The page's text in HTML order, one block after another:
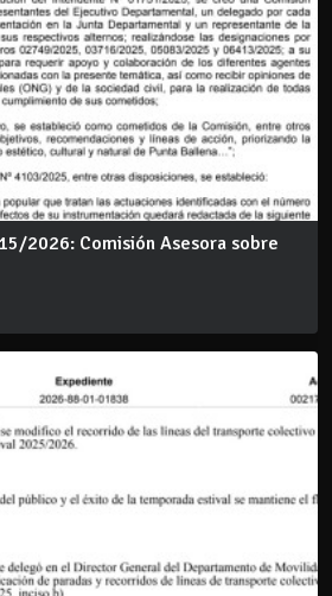
2026: Comisión Asesora sobre